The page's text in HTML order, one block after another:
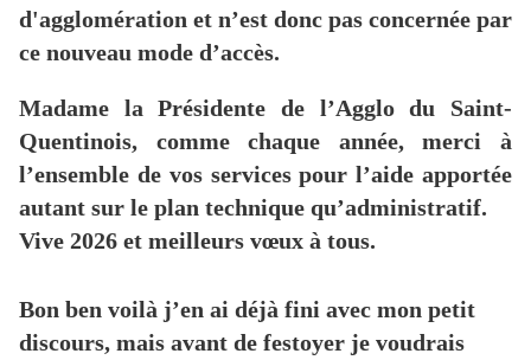
d'agglomération et n’est donc pas concernée par
ce nouveau mode d’accès.
Madame la Présidente de l’Agglo du Saint-
Quentinois, comme chaque année, merci à
l’ensemble de vos services pour l’aide apportée
autant sur le plan technique qu’administratif.
Vive 2026 et meilleurs vœux à tous.
Bon ben voilà j’en ai déjà fini avec mon petit
discours, mais avant de festoyer je voudrais